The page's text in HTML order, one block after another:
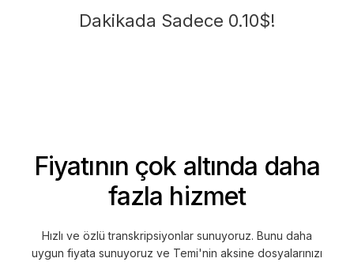
Dakikada Sadece 0.10$!
Fiyatının çok altında daha
fazla hizmet
Hızlı ve özlü transkripsiyonlar sunuyoruz. Bunu daha
uygun fiyata sunuyoruz ve Temi'nin aksine dosyalarınızı